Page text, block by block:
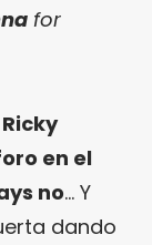
for
en el
no… Y
dando